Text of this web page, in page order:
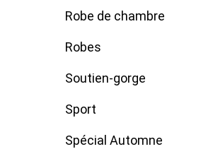
Robe de chambre
Robes
Soutien-gorge
Sport
Spécial Automne